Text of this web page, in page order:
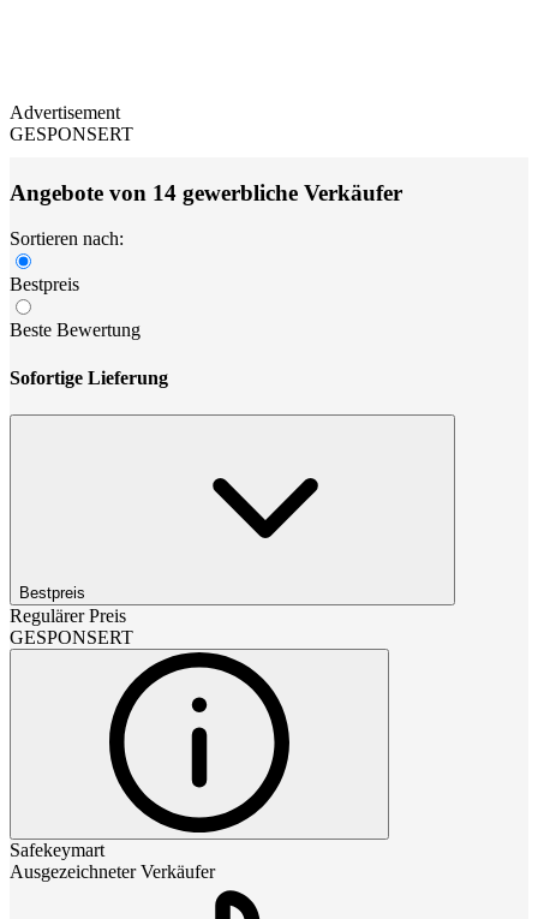
Advertisement
GESPONSERT
Angebote von 14 gewerbliche Verkäufer
Sortieren nach:
Bestpreis
Beste Bewertung
Sofortige Lieferung
Bestpreis
Regulärer Preis
GESPONSERT
Safekeymart
Ausgezeichneter Verkäufer